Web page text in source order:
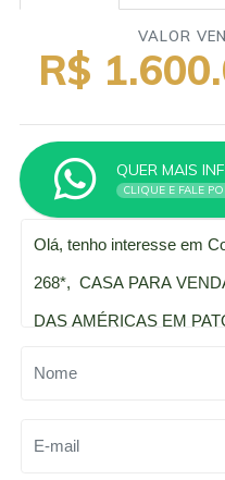
VALOR
R$
QUER MAIS
CLIQUE E FALE